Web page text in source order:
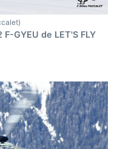
GYEU de LET'S FLY